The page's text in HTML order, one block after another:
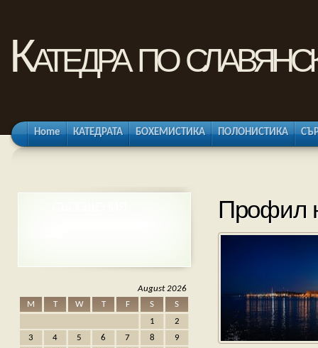
Катедра по
Home КАТЕДРАТА БОХЕМИСТИКА ПОЛОНИСТИКА
Профил
August 2026
M
T W T F S
S
1
2
3
4 5 6 7 8
9